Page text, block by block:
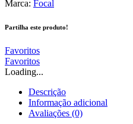
Marca: Focal
Partilha este produto!
Favoritos
Favoritos
Loading...
Descrição
Informação adicional
Avaliações (0)